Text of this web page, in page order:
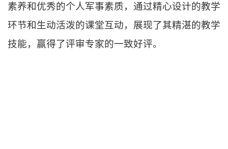
素养和优秀的个人军事素质，通过精心设计的教学
环节和生动活泼的课堂互动，展现了其精湛的教学
技能，赢得了评审专家的一致好评。